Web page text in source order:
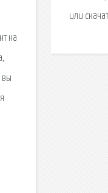
на
вы
или